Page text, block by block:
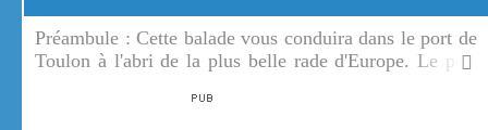
Préambule :Cette balade vous conduira dans le port de
Toulon à l'abri de la plus belle rade d'Europe. Le port